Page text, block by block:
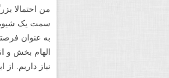
من احتمالا
سمت یک شیوه
به عنوان
الهام بخش و
نیاز داریم.